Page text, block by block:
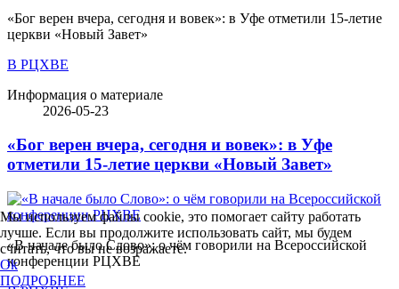
«Бог верен вчера, сегодня и вовек»: в Уфе отметили 15-летие
церкви «Новый Завет»
В РЦХВЕ
Информация о материале
2026-05-23
«Бог верен вчера, сегодня и вовек»: в Уфе
отметили 15-летие церкви «Новый Завет»
«В начале было Слово»: о чём говорили на Всероссийской
конференции РЦХВЕ
Мы используем файлы cookie, это помогает сайту работать
лучше. Если вы продолжите использовать сайт, мы будем
считать, что вы не возражаете.
Ok
ПОДРОБНЕЕ